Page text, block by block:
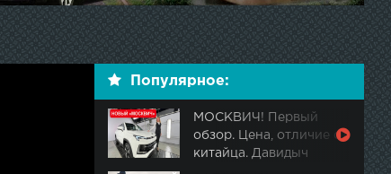
Популярное:
МОСКВИЧ! Первый
обзор. Цена, отличие от
китайца. Давидыч